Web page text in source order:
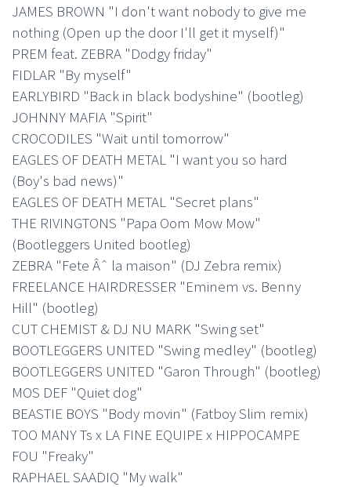
JAMES BROWN "I don't want nobody to give me
nothing (Open up the door I'll get it myself)"
PREM feat. ZEBRA "Dodgy friday"
FIDLAR "By myself"
EARLYBIRD "Back in black bodyshine" (bootleg)
JOHNNY MAFIA "Spirit"
CROCODILES "Wait until tomorrow"
EAGLES OF DEATH METAL "I want you so hard
(Boy's bad news)"
EAGLES OF DEATH METAL "Secret plans"
THE RIVINGTONS "Papa Oom Mow Mow"
(Bootleggers United bootleg)
ZEBRA "Fete Âˆ la maison" (DJ Zebra remix)
FREELANCE HAIRDRESSER "Eminem vs. Benny
Hill" (bootleg)
CUT CHEMIST & DJ NU MARK "Swing set"
BOOTLEGGERS UNITED "Swing medley" (bootleg)
BOOTLEGGERS UNITED "Garon Through" (bootleg)
MOS DEF "Quiet dog"
BEASTIE BOYS "Body movin" (Fatboy Slim remix)
TOO MANY Ts x LA FINE EQUIPE x HIPPOCAMPE
FOU "Freaky"
RAPHAEL SAADIQ "My walk"